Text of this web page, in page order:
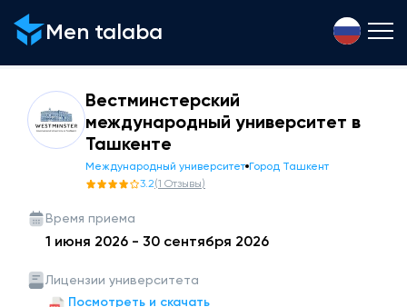
Men talaba
Вестминстерский
международный университет в
Ташкенте
Международный университет Город Ташкент
3.2(1 Отзывы)
Время приема
1 июня 2026 - 30 сентября 2026
Лицензии университета
Посмотреть и скачать